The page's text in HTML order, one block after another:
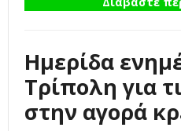
Ημερίδα
Τρίπολη για
στην αγορά